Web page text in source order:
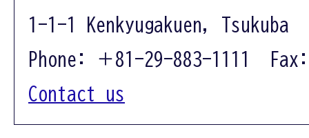
1-1-1 Kenkyugakuen, Tsukuba
Phone: ＋81-29-883-1111
Contact us